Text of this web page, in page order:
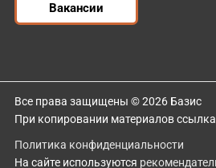
Вакансии
Все права защищены © 2026 Базис
При копировании материалов
Политика конфиденциальности
На сайте используются